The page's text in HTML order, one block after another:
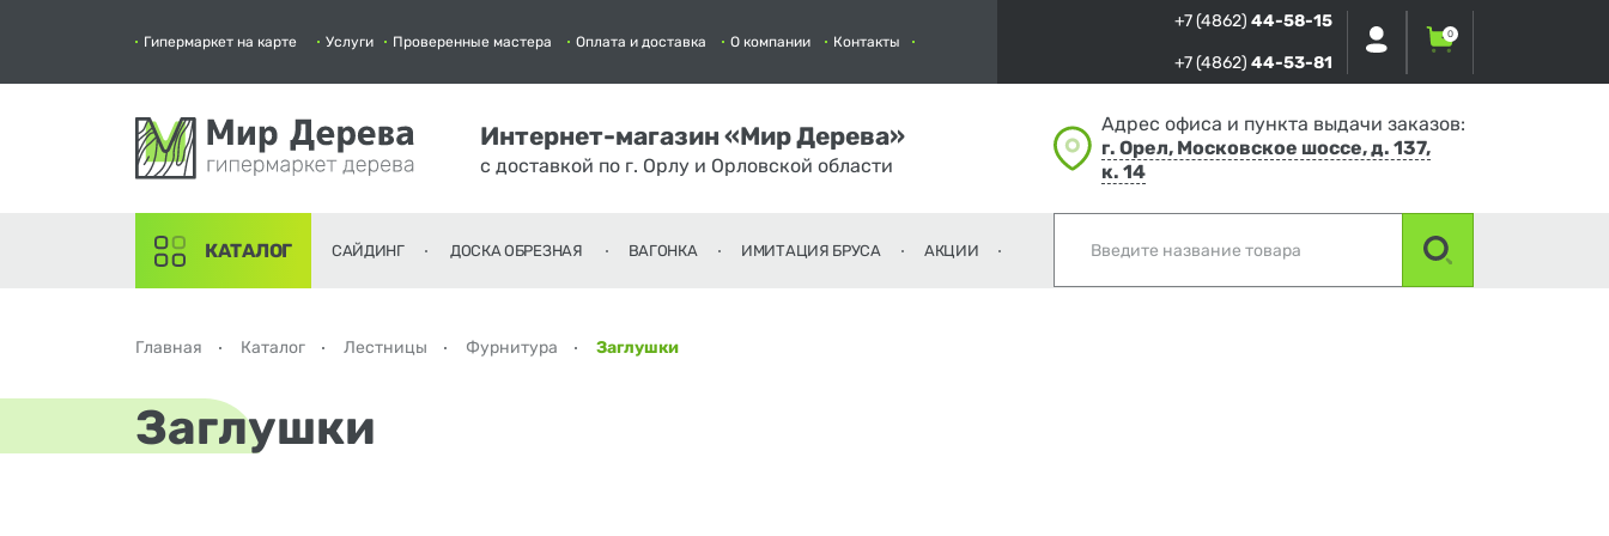
Гипермаркет на карте Услуги Проверенные мастера Оплата и доставка О компании Контакты
+7 (4862) 44-58-15
+7 (4862) 44-53-81
0
Интернет-магазин «Мир Дерева»
с доставкой по г. Орлу и Орловской области
Адрес офиса и пункта выдачи заказов:
г. Орел, Московское шоссе, д. 137,
к. 14
КАТАЛОГ САЙДИНГ ДОСКА ОБРЕЗНАЯ ВАГОНКА ИМИТАЦИЯ БРУСА АКЦИИ
Главная Каталог Лестницы Фурнитура Заглушки
Заглушки